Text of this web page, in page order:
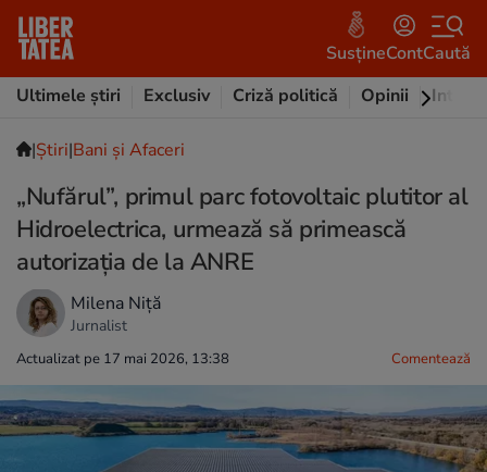
SusțineContCaută
Ultimele știri
Exclusiv Criză politică Opinii
|Ştiri|Bani și Afaceri
„Nufărul”, primul parc fotovoltaic plutitor al
Hidroelectrica, urmează să primească
autorizația de la ANRE
Milena Niță
Jurnalist
Actualizat pe 17 mai 2026, 13:38 Comentează